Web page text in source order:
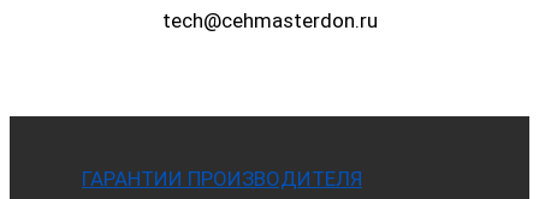
tech@cehmasterdon.ru
ГАРАНТИИ ПРОИЗВОДИТЕЛЯ